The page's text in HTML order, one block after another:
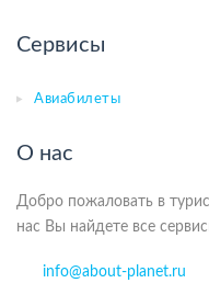
Сервисы
Авиабилеты
О нас
Добро пожаловать в
нас Вы найдете все
info@about-planet.ru